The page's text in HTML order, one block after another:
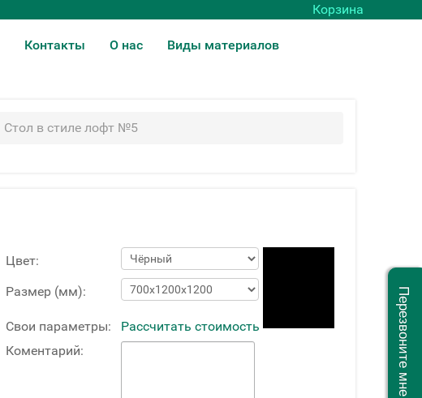
Корзина
Контакты О нас Виды материалов
Стол в стиле лофт №5
Цвет:
Размер (мм):
Свои параметры:
Рассчитать стоимость
Коментарий:
Перезвоните мне